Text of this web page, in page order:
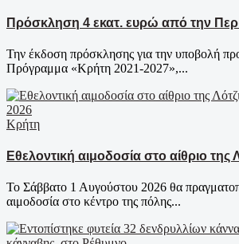
Πρόσκληση 4 εκατ. ευρώ από την
Την έκδοση πρόσκλησης για την υποβολή
Πρόγραμμα «Κρήτη 2021-2027»,...
Κρήτη
Εθελοντική αιμοδοσία στο αίθριο της
Το Σάββατο 1 Αυγούστου 2026 θα
αιμοδοσία στο κέντρο της πόλης...